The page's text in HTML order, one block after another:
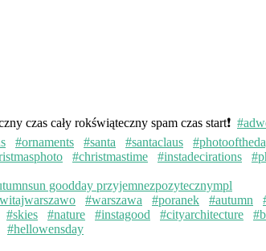
czas cały rokświąteczny spam czas start❗️
#ornaments #santa #santaclaus
#christmastime #instadecirations
#warszawa #poranek #autumn
#skies #nature #instagood #cityarchitecture
#hellowensday